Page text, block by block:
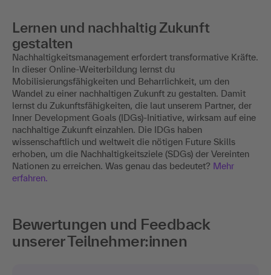
Lernen und nachhaltig Zukunft
gestalten
Nachhaltigkeitsmanagement erfordert transformative Kräfte.
In dieser Online-Weiterbildung lernst du
Mobilisierungsfähigkeiten und Beharrlichkeit, um den
Wandel zu einer nachhaltigen Zukunft zu gestalten. Damit
lernst du Zukunftsfähigkeiten, die laut unserem Partner, der
Inner Development Goals (IDGs)-Initiative, wirksam auf eine
nachhaltige Zukunft einzahlen. Die IDGs haben
wissenschaftlich und weltweit die nötigen Future Skills
erhoben, um die Nachhaltigkeitsziele (SDGs) der Vereinten
Nationen zu erreichen. Was genau das bedeutet? Mehr
erfahren.
Bewertungen und Feedback
unserer Teilnehmer:innen